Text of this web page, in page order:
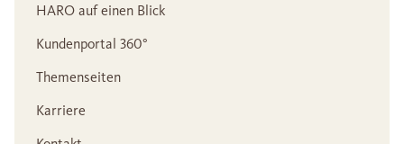
HARO auf einen Blick
Kundenportal 360°
Themenseiten
Karriere